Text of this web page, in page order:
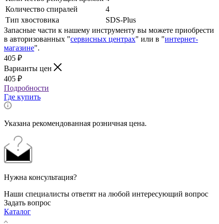
Количество спиралей
4
Тип хвостовика
SDS-Plus
Запасные части к нашему инструменту вы можете приобрести
в авторизованных "сервисных центрах" или в "интернет-
магазине".
405 ₽
Варианты цен
405 ₽
Подробности
Где купить
Указана рекомендованная розничная цена.
Нужна консультация?
Наши специалисты ответят на любой интересующий вопрос
Задать вопрос
Каталог